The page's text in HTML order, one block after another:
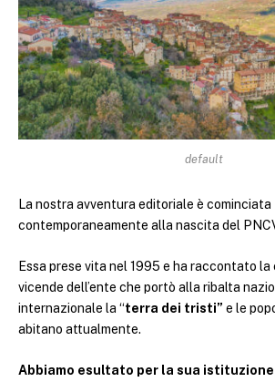
default
La nostra avventura editoriale è cominciata
contemporaneamente alla nascita del
Essa prese vita nel 1995 e ha raccontato
vicende dell’ente che portò alla ribalta
internazionale la “terra dei tristi” e le
abitano attualmente.
Abbiamo esultato per la sua